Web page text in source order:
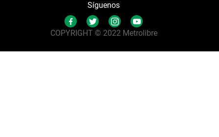
Síguenos
COPYRIGHT © 2022 Metrolibre